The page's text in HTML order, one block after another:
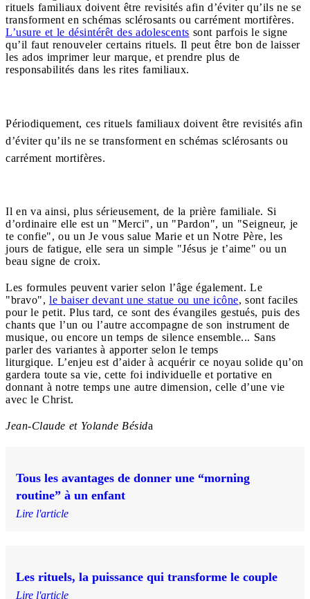
rituels familiaux doivent être revisités afin d’éviter qu’ils ne se
transforment en schémas sclérosants ou carrément mortifères.
L’usure et le désintérêt des adolescents sont parfois le signe
qu’il faut renouveler certains rituels. Il peut être bon de laisser
les ados imprimer leur marque, et prendre plus de
responsabilités dans les rites familiaux.
Périodiquement, ces rituels familiaux doivent être revisités afin
d’éviter qu’ils ne se transforment en schémas sclérosants ou
carrément mortifères.
Il en va ainsi, plus sérieusement, de la prière familiale. Si
d’ordinaire elle est un "Merci", un "Pardon", un "Seigneur, je
te confie", ou un Je vous salue Marie et un Notre Père, les
jours de fatigue, elle sera un simple "Jésus je t’aime" ou un
beau signe de croix.
Les formules peuvent varier selon l’âge également. Le
"bravo", le baiser devant une statue ou une icône, sont faciles
pour le petit. Plus tard, ce sont des évangiles gestués, puis des
chants que l’un ou l’autre accompagne de son instrument de
musique, ou encore un temps de silence ensemble... Sans
parler des variantes à apporter selon le temps
liturgique. L’enjeu est d’aider à acquérir ce noyau solide qu’on
gardera toute sa vie, cette foi individuelle et portative en
donnant à notre temps une autre dimension, celle d’une vie
avec le Christ.
Jean-Claude et Yolande Bésida
Tous les avantages de donner une “morning
routine” à un enfant
Lire l'article
Les rituels, la puissance qui transforme le couple
Lire l'article